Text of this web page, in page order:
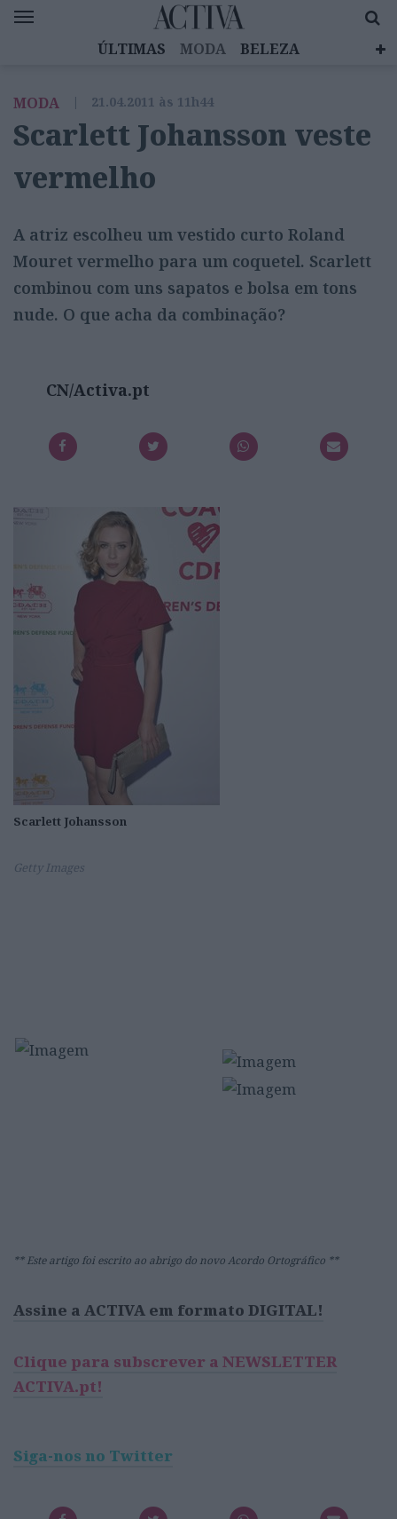
ÚLTIMAS MODA
BELEZA
DIZ QUEM SABE
ACTIVA BRAND STUDIO
MODA | 21.04.2011 às 11h44
Scarlett Johansson veste
vermelho
A atriz escolheu um vestido curto Roland
Mouret vermelho para um coquetel. Scarlett
combinou com uns sapatos e bolsa em tons
nude. O que acha da combinação?
CN/Activa.pt
Scarlett Johansson
Getty Images
** Este artigo foi escrito ao abrigo do novo Acordo Ortográfico **
Assine a ACTIVA em formato DIGITAL!
Clique para subscrever a NEWSLETTER
ACTIVA.pt!
Siga-nos no Twitter